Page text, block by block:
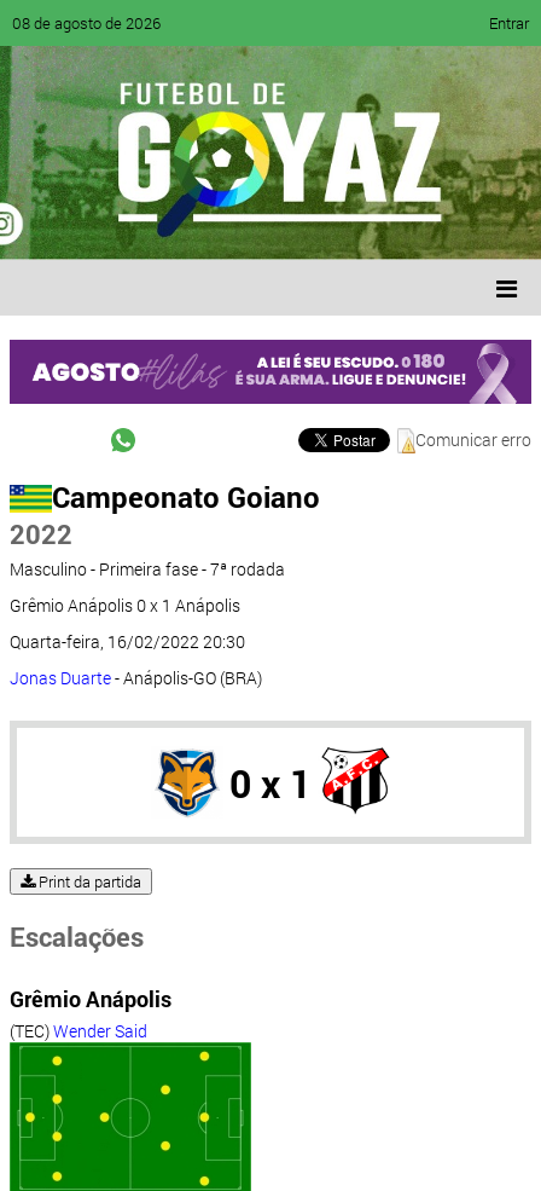
08 de agosto de 2026 Entrar
Comunicar erro
Campeonato Goiano
2022
Masculino - Primeira fase - 7ª rodada
Grêmio Anápolis 0 x 1 Anápolis
Quarta-feira, 16/02/2022 20:30
Jonas Duarte- Anápolis-GO (BRA)
0 x 1
Print da partida
Escalações
Grêmio Anápolis
(TEC)Wender Said